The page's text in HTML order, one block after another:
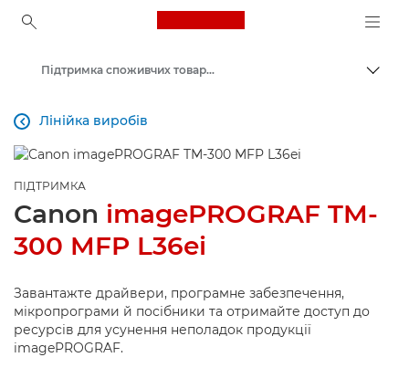
Canon Logo, back to
Підтримка споживчих товарів
Лінійка виробів

ПІДТРИМКА
Canon imagePROGRAF TM-
300 MFP L36ei
Завантажте драйвери, програмне забезпечення,
мікропрограми й посібники та отримайте доступ до
ресурсів для усунення неполадок продукції
imagePROGRAF.